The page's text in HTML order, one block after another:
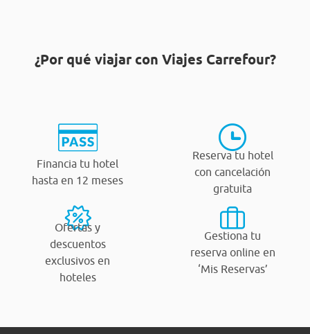
¿Por qué viajar con Viajes Carrefour?
Financia tu hotel
hasta en 12 meses
Reserva tu hotel
con cancelación
gratuita
Ofertas y
descuentos
exclusivos en
hoteles
Gestiona tu
reserva online en
‘Mis Reservas’